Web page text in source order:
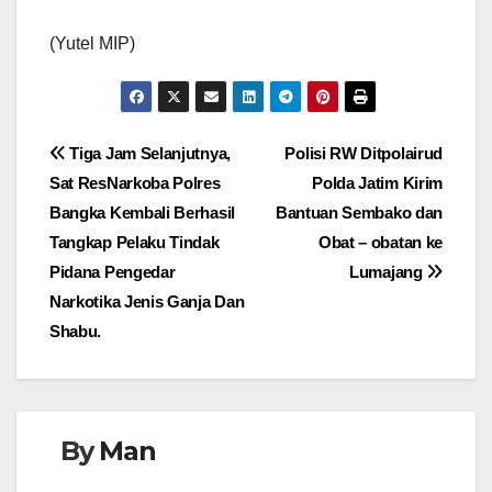
(Yutel MIP)
Navigasi
pos
Polisi RW Ditpolairud
Polda Jatim Kirim
Bantuan Sembako dan
Obat – obatan ke
Lumajang
Tiga Jam Selanjutnya,
Sat ResNarkoba Polres
Bangka Kembali Berhasil
Tangkap Pelaku Tindak
Pidana Pengedar
Narkotika Jenis Ganja Dan
Shabu.
ByMan